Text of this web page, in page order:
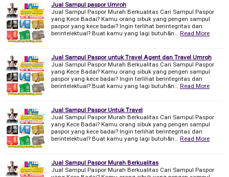
Jual Sampul paspor Umroh
Jual Sampul Paspor Murah Berkualitas Cari Sampul Paspor
yang Kece Badai? Kamu orang sibuk yang pengen sampul
paspor yang kece badai? Ingin terlihat berintegritas dan
berintelektual? Buat kamu yang lagi butuh&n…
Read More
Jual Sampul Paspor untuk Travel Agent dan Travel Umroh
Jual Sampul Paspor Murah Berkualitas Cari Sampul Paspor
yang Kece Badai? Kamu orang sibuk yang pengen sampul
paspor yang kece badai? Ingin terlihat berintegritas dan
berintelektual? Buat kamu yang lagi butuh&n…
Read More
Jual Sampul Paspor Untuk Travel
Jual Sampul Paspor Murah Berkualitas Cari Sampul Paspor
yang Kece Badai? Kamu orang sibuk yang pengen sampul
paspor yang kece badai? Ingin terlihat berintegritas dan
berintelektual? Buat kamu yang lagi butuh&n…
Read More
Jual Sampul Paspor Murah Berkualitas
Jual Sampul Paspor Murah Berkualitas Cari Sampul Paspor